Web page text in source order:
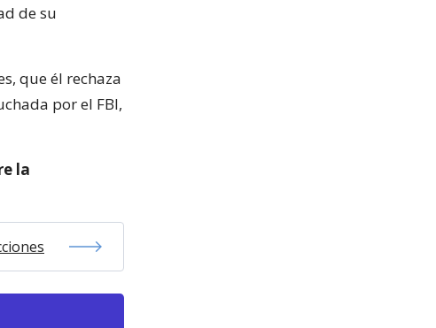
de su
que él rechaza
por el FBI,
la